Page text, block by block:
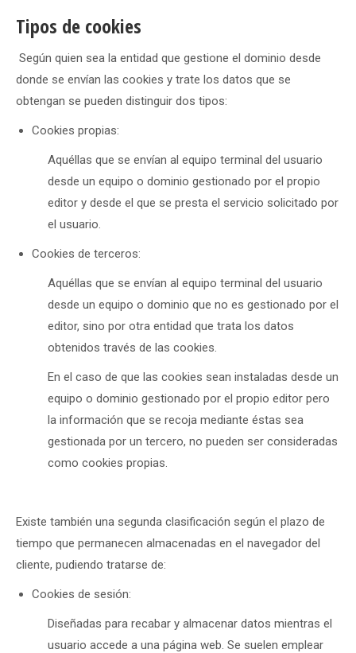
Tipos de cookies
Según quien sea la entidad que gestione el dominio desde
donde se envían las cookies y trate los datos que se
obtengan se pueden distinguir dos tipos:
Cookies propias:
Aquéllas que se envían al equipo terminal del usuario
desde un equipo o dominio gestionado por el propio
editor y desde el que se presta el servicio solicitado por
el usuario.
Cookies de terceros:
Aquéllas que se envían al equipo terminal del usuario
desde un equipo o dominio que no es gestionado por el
editor, sino por otra entidad que trata los datos
obtenidos través de las cookies.
En el caso de que las cookies sean instaladas desde un
equipo o dominio gestionado por el propio editor pero
la información que se recoja mediante éstas sea
gestionada por un tercero, no pueden ser consideradas
como cookies propias.
Existe también una segunda clasificación según el plazo de
tiempo que permanecen almacenadas en el navegador del
cliente, pudiendo tratarse de:
Cookies de sesión:
Diseñadas para recabar y almacenar datos mientras el
usuario accede a una página web. Se suelen emplear